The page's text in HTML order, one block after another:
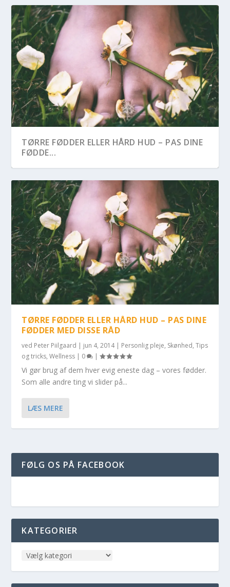
TØRRE FØDDER ELLER HÅRD HUD – PAS DINE
FØDDE...
TØRRE FØDDER ELLER HÅRD HUD – PAS DINE
FØDDER MED DISSE RÅD
ved Peter Piilgaard | jun 4, 2014| Personlig pleje, Skønhed,Tips
og tricks,Wellness | 0 |
Vi gør brug af dem hver evig eneste dag – vores fødder.
Som alle andre ting vi slider på...
LÆS MERE
FØLG OS PÅ FACEBOOK
KATEGORIER